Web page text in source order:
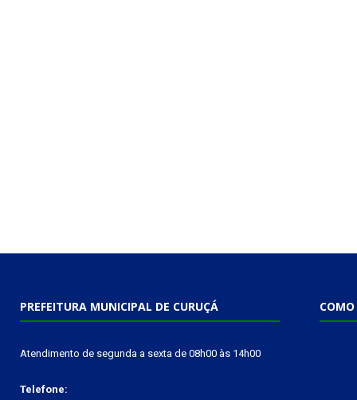
PREFEITURA MUNICIPAL DE CURUÇÁ
Atendimento de segunda a sexta de 08h00 às 14h00
Telefone:
COMO